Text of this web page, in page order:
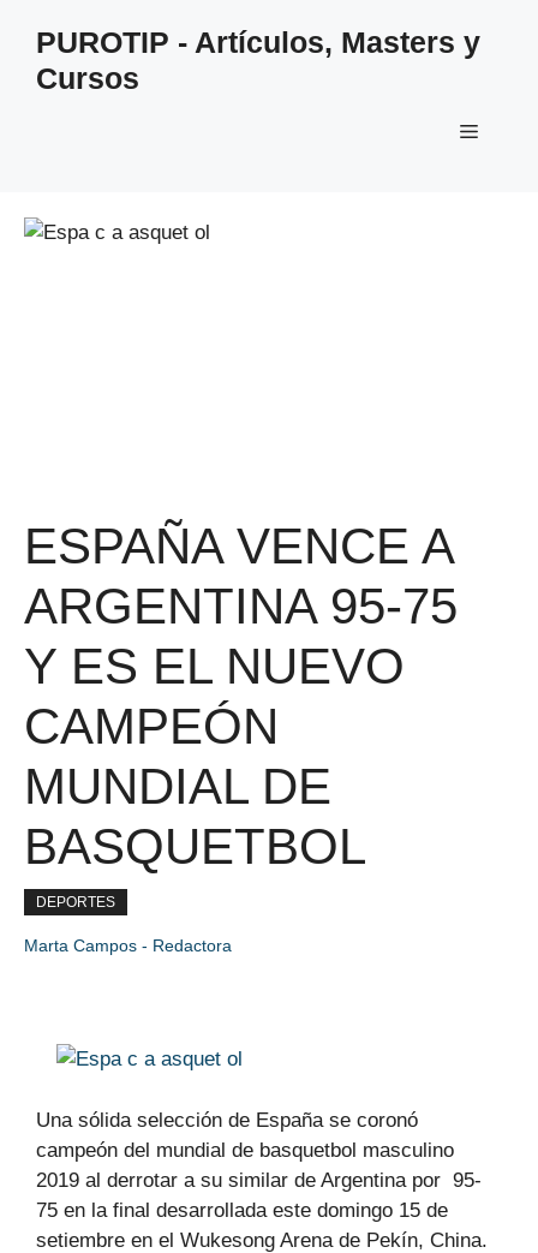
contenido
PUROTIP - Artículos, Masters y
Cursos
Menú
ESPAÑA VENCE A
ARGENTINA 95-75
Y ES EL NUEVO
CAMPEÓN
MUNDIAL DE
BASQUETBOL
DEPORTES
Marta Campos - Redactora
Una sólida selección de España se coronó
campeón del mundial de basquetbol masculino
2019 al derrotar a su similar de Argentina por 95-
75 en la final desarrollada este domingo 15 de
setiembre en el Wukesong Arena de Pekín, China.